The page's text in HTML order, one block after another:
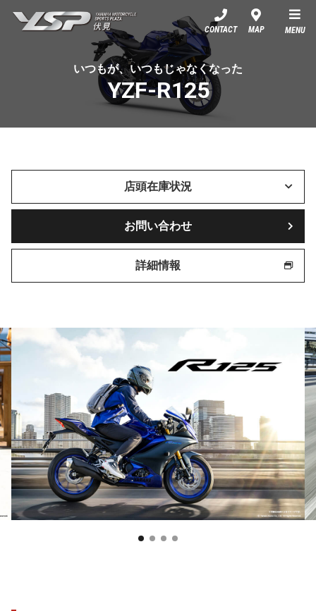
YSP伏見
CONTACT MAP MENU
いつもが、いつもじゃなくなった
YZF-R125
店頭在庫状況
お問い合わせ
詳細情報